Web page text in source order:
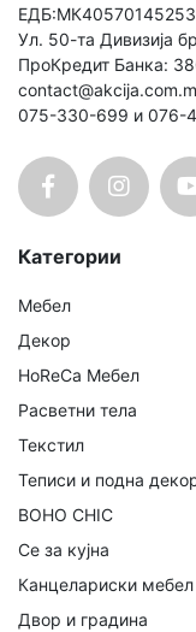
Ул. 50-та Дивизија
ПроКредит Банка:
075-330-699 и 076-
Категории
Мебел
Декор
HoReCa Мебел
Расветни тела
Текстил
Теписи и подна
BOHO CHIC
Се за кујна
Канцелариски мебел
Двор и градина